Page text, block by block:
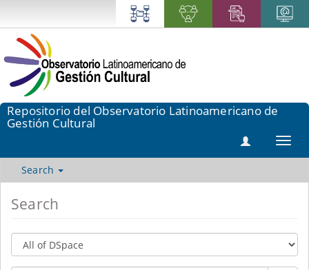
Repositorio del Observatorio Latinoamericano de
Gestión Cultural
Search
Search